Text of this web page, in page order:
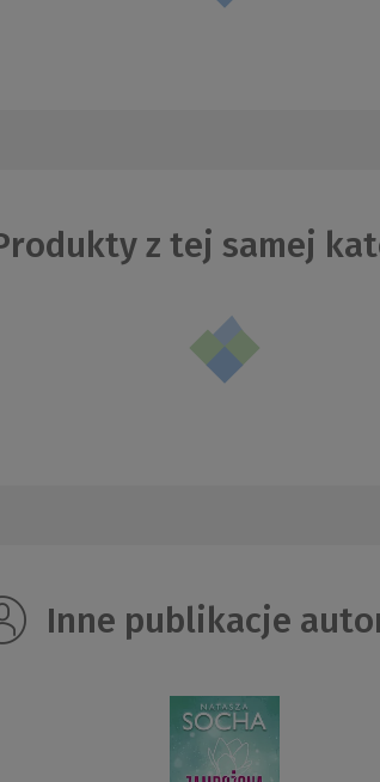
z tej samej
Inne publikacje